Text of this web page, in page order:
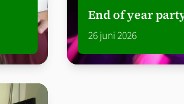
End of year
26 juni 2026